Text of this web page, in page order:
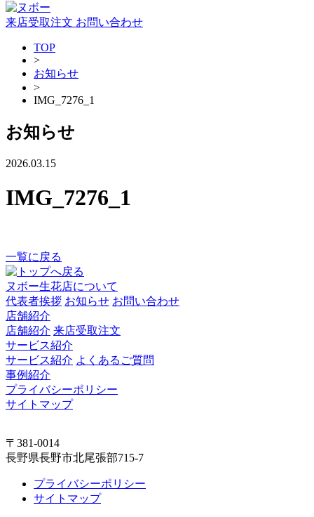
来店受取注文 お問い合わせ
TOP
>
お知らせ
>
IMG_7276_1
お知らせ
2026.03.15
IMG_7276_1
一覧に戻る
ヌボー生花店について
代表者挨拶 お知らせ お問い合わせ
店舗紹介
店舗紹介 来店受取注文
サービス紹介
サービス紹介 よくあるご質問
事例紹介
プライバシーポリシー
サイトマップ
〒381-0014
長野県長野市北尾張部715-7
プライバシーポリシー
サイトマップ